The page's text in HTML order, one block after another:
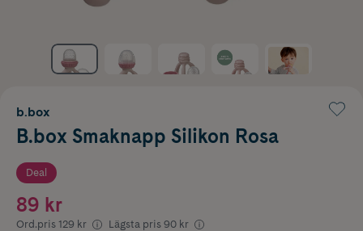
b.box
B.box Smaknapp Silikon Rosa
Deal
89 kr
Ord.pris 129 kr Lägsta pris 90 kr